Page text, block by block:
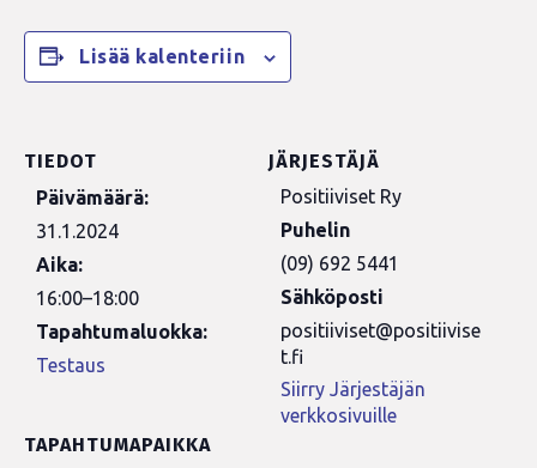
Lisää kalenteriin
TIEDOT
Päivämäärä:
31.1.2024
Aika:
16:00–18:00
Tapahtumaluokka:
Testaus
TAPAHTUMAPAIKKA
JÄRJESTÄJÄ
Positiiviset Ry
Puhelin
(09) 692 5441
Sähköposti
positiiviset@positiivise
t.fi
Siirry Järjestäjän
verkkosivuille